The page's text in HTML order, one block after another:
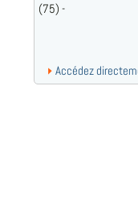
(75) -
Accédez